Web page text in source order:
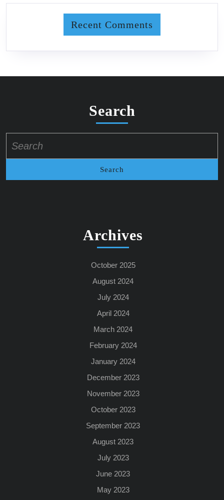
Recent Comments
Search
for:
Archives
October 2025
August 2024
July 2024
April 2024
March 2024
February 2024
January 2024
December 2023
November 2023
October 2023
September 2023
August 2023
July 2023
June 2023
May 2023